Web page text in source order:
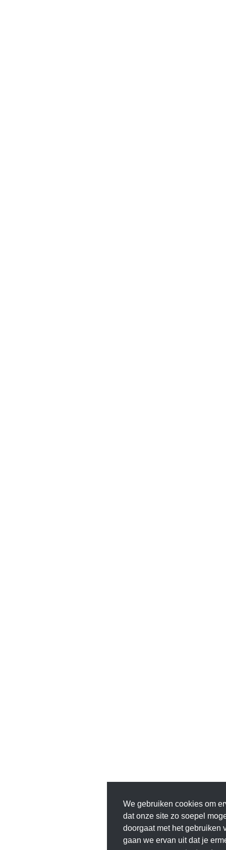
We gebruiken cookies om
dat onze site zo soepel
doorgaat met het gebruiken
gaan we ervan uit dat je